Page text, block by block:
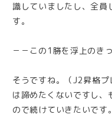
識していましたし、全員
す。
－－この1勝を浮上のき
そうですね。（J2昇格
は諦めたくないですし
ので続けていきたいです。